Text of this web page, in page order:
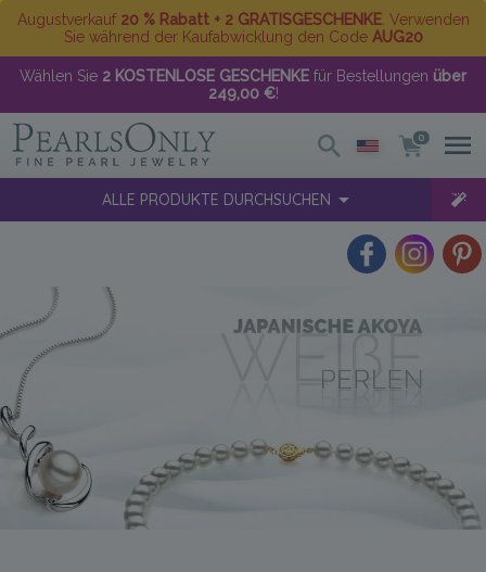
Augustverkauf 20 % Rabatt + 2 GRATISGESCHENKE. Verwenden
Sie während der Kaufabwicklung den Code AUG20
Wählen Sie 2 KOSTENLOSE GESCHENKE für Bestellungen über
249,00 €!
0
ALLE PRODUKTE DURCHSUCHEN